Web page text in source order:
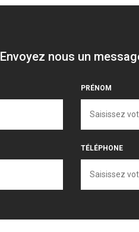
Envoyez nous un
PRÉNOM
TÉLÉPHONE